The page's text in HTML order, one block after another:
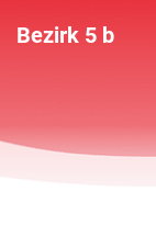
Bezirk 5 b